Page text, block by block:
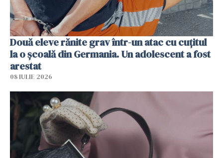
Două eleve rănite grav într-un atac cu cuțitul
la o școală din Germania. Un adolescent a fost
arestat
08 IULIE 2026